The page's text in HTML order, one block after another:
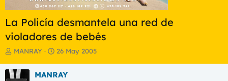
La Policía desmantela una red de
violadores de bebés
I
i
c
MANRAY
F
h
26 May 2005
MANRAY